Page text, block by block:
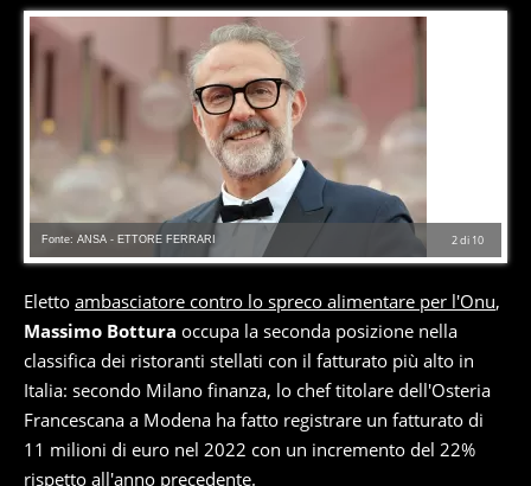
2di 10
Fonte: ANSA - ETTORE FERRARI
Eletto ambasciatore contro lo spreco alimentare per l'Onu,
Massimo Bottura occupa la seconda posizione nella
classifica dei ristoranti stellati con il fatturato più alto in
Italia: secondo Milano finanza, lo chef titolare dell'Osteria
Francescana a Modena ha fatto registrare un fatturato di
11 milioni di euro nel 2022 con un incremento del 22%
rispetto all'anno precedente.